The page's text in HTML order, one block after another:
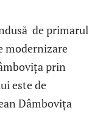
de primarul
modernizare
prin
este de
Dâmbovița